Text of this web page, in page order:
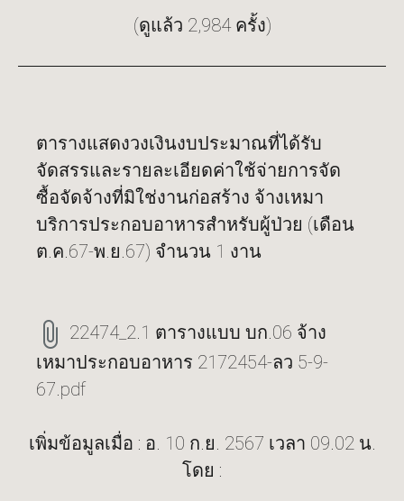
(ดูแล้ว 2,984 ครั้ง)
ตารางแสดงวงเงินงบประมาณที่ได้รับ
จัดสรรและรายละเอียดค่าใช้จ่ายการจัด
ซื้อจัดจ้างที่มิใช่งานก่อสร้าง จ้างเหมา
บริการประกอบอาหารสำหรับผู้ป่วย (เดือน
ต.ค.67-พ.ย.67) จำนวน 1 งาน
22474_2.1 ตารางแบบ บก.06 จ้าง
เหมาประกอบอาหาร 2172454-ลว 5-9-
67.pdf
เพิ่มข้อมูลเมื่อ : อ. 10 ก.ย. 2567 เวลา 09.02 น.
โดย :